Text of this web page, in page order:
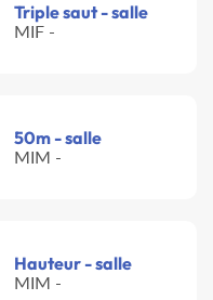
Triple saut - salle
MIF -
50m - salle
MIM -
Hauteur - salle
MIM -